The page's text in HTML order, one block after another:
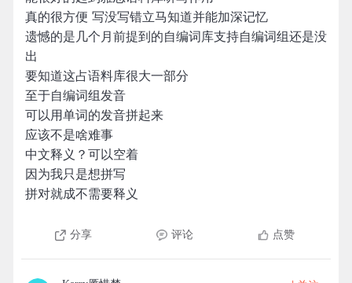
真的很方便 写没写错立马知道并能加深记忆
遗憾的是几个月前提到的自编词库支持自编词组还是没
出
要知道这占语料库很大一部分
至于自编词组发音
可以用单词的发音拼起来
应该不是啥难事
中文释义？可以空着
因为我只是想拼写
拼对就成不需要释义
分享 评论 点赞